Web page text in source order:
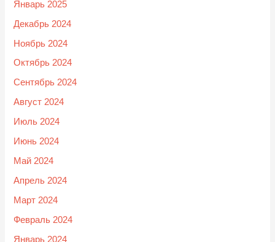
Январь 2025
Декабрь 2024
Ноябрь 2024
Октябрь 2024
Сентябрь 2024
Август 2024
Июль 2024
Июнь 2024
Май 2024
Апрель 2024
Март 2024
Февраль 2024
Январь 2024